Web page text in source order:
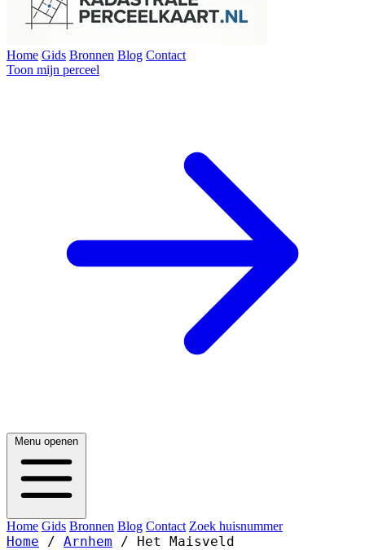
Home Gids Bronnen Blog Contact
Toon mijn perceel
Menu openen
Home Gids Bronnen Blog Contact Zoek huisnummer
Home / Arnhem / Het Maisveld